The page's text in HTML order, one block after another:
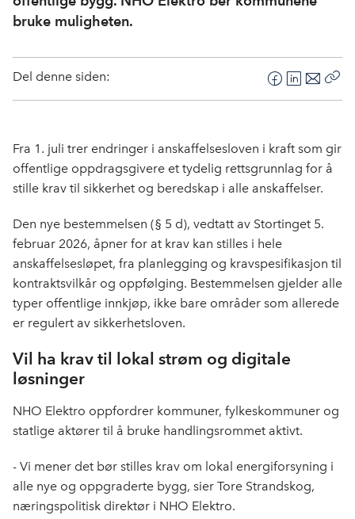
bruke muligheten.
Del denne siden:
F
a
e
b
o
k
L
i
k
e
d
n
E
-
o
s
Fra 1. juli trer endringer i anskaffelsesloven i kraft som gir
offentlige oppdragsgivere et tydelig rettsgrunnlag for å
stille krav til sikkerhet og beredskap i alle anskaffelser.
Den nye bestemmelsen (§ 5 d), vedtatt av Stortinget 5.
februar 2026, åpner for at krav kan stilles i hele
anskaffelsesløpet, fra planlegging og kravspesifikasjon til
kontraktsvilkår og oppfølging. Bestemmelsen gjelder alle
typer offentlige innkjøp, ikke bare områder som allerede
er regulert av sikkerhetsloven.
Vil ha krav til lokal strøm og digitale
løsninger
NHO Elektro oppfordrer kommuner, fylkeskommuner og
statlige aktører til å bruke handlingsrommet aktivt.
- Vi mener det bør stilles krav om lokal energiforsyning i
alle nye og oppgraderte bygg, sier Tore Strandskog,
næringspolitisk direktør i NHO Elektro.